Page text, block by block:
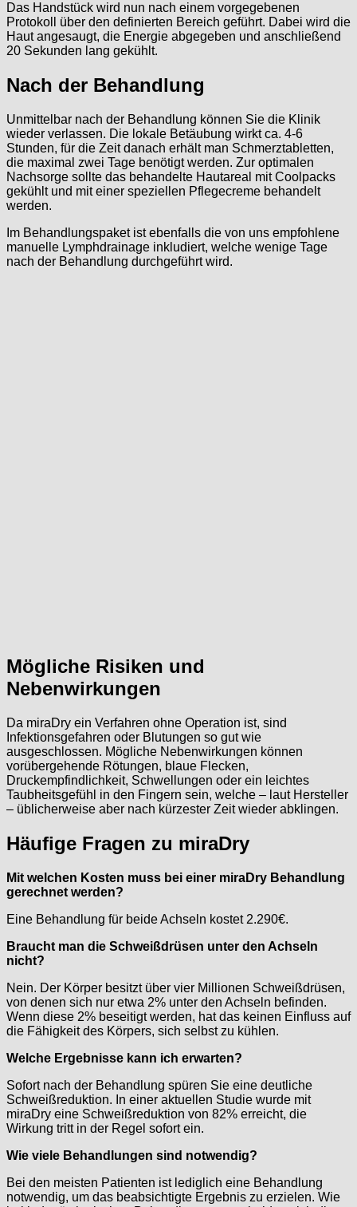
Das Handstück wird nun nach einem vorgegebenen
Protokoll über den definierten Bereich geführt. Dabei wird die
Haut angesaugt, die Energie abgegeben und anschließend
20 Sekunden lang gekühlt.
Nach der Behandlung
Unmittelbar nach der Behandlung können Sie die Klinik
wieder verlassen. Die lokale Betäubung wirkt ca. 4-6
Stunden, für die Zeit danach erhält man Schmerztabletten,
die maximal zwei Tage benötigt werden. Zur optimalen
Nachsorge sollte das behandelte Hautareal mit Coolpacks
gekühlt und mit einer speziellen Pflegecreme behandelt
werden.
Im Behandlungspaket ist ebenfalls die von uns empfohlene
manuelle Lymphdrainage inkludiert, welche wenige Tage
nach der Behandlung durchgeführt wird.
Mögliche Risiken und
Nebenwirkungen
Da miraDry ein Verfahren ohne Operation ist, sind
Infektionsgefahren oder Blutungen so gut wie
ausgeschlossen. Mögliche Nebenwirkungen können
vorübergehende Rötungen, blaue Flecken,
Druckempfindlichkeit, Schwellungen oder ein leichtes
Taubheitsgefühl in den Fingern sein, welche – laut Hersteller
– üblicherweise aber nach kürzester Zeit wieder abklingen.
Häufige Fragen zu miraDry
Mit welchen Kosten muss bei einer miraDry Behandlung
gerechnet werden?
Eine Behandlung für beide Achseln kostet 2.290€.
Braucht man die Schweißdrüsen unter den Achseln
nicht?
Nein. Der Körper besitzt über vier Millionen Schweißdrüsen,
von denen sich nur etwa 2% unter den Achseln befinden.
Wenn diese 2% beseitigt werden, hat das keinen Einfluss auf
die Fähigkeit des Körpers, sich selbst zu kühlen.
Welche Ergebnisse kann ich erwarten?
Sofort nach der Behandlung spüren Sie eine deutliche
Schweißreduktion. In einer aktuellen Studie wurde mit
miraDry eine Schweißreduktion von 82% erreicht, die
Wirkung tritt in der Regel sofort ein.
Wie viele Behandlungen sind notwendig?
Bei den meisten Patienten ist lediglich eine Behandlung
notwendig, um das beabsichtigte Ergebnis zu erzielen. Wie